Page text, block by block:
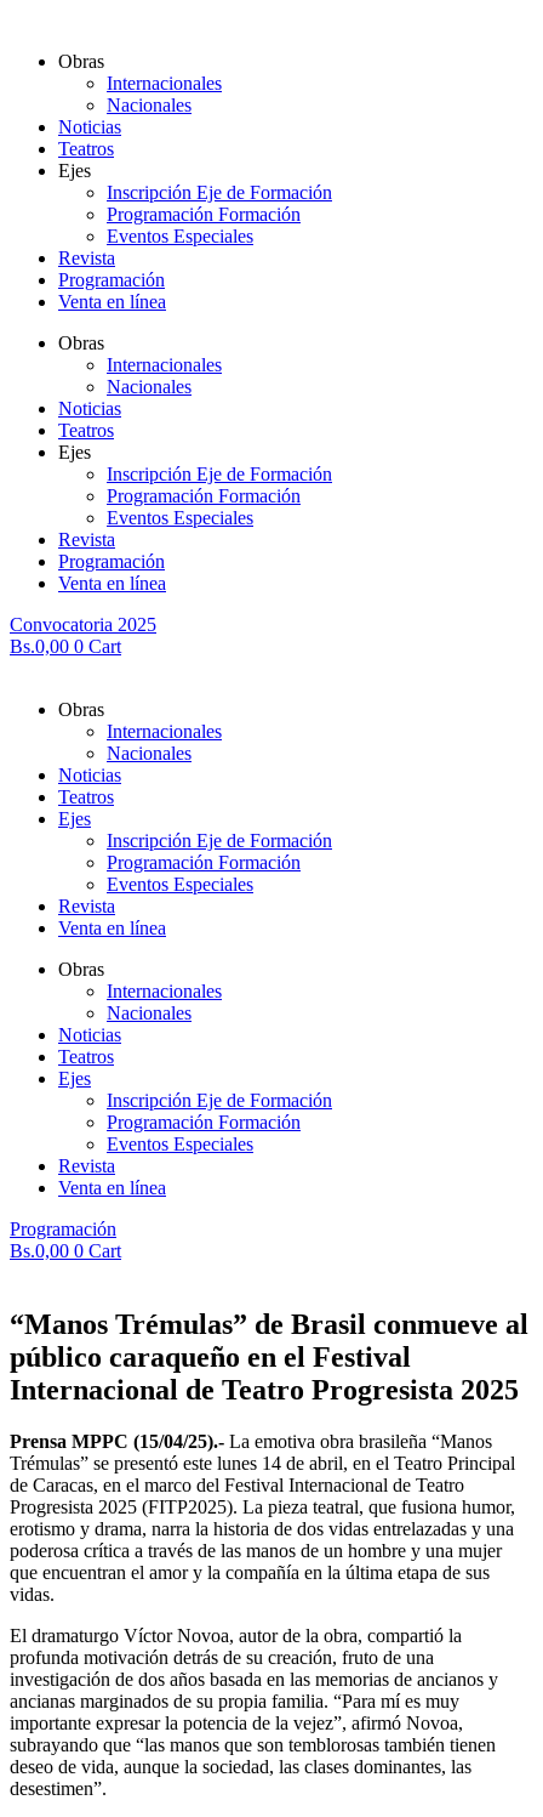
contenidoObras
Internacionales
Nacionales
Noticias
Teatros
Ejes
Inscripción Eje de Formación
Programación Formación
Eventos Especiales
Revista
Programación
Venta en línea
Obras
Internacionales
Nacionales
Noticias
Teatros
Ejes
Inscripción Eje de Formación
Programación Formación
Eventos Especiales
Revista
Programación
Venta en línea
Convocatoria 2025
Bs.0,00 0 Cart
Obras
Internacionales
Nacionales
Noticias
Teatros
Ejes
Inscripción Eje de Formación
Programación Formación
Eventos Especiales
Revista
Venta en línea
Obras
Internacionales
Nacionales
Noticias
Teatros
Ejes
Inscripción Eje de Formación
Programación Formación
Eventos Especiales
Revista
Venta en línea
Programación
Bs.0,00 0 Cart
“Manos Trémulas” de Brasil conmueve al
público caraqueño en el Festival
Internacional de Teatro Progresista 2025
Prensa MPPC (15/04/25).- La emotiva obra brasileña “Manos
Trémulas” se presentó este lunes 14 de abril, en el Teatro Principal
de Caracas, en el marco del Festival Internacional de Teatro
Progresista 2025 (FITP2025). La pieza teatral, que fusiona humor,
erotismo y drama, narra la historia de dos vidas entrelazadas y una
poderosa crítica a través de las manos de un hombre y una mujer
que encuentran el amor y la compañía en la última etapa de sus
vidas.
El dramaturgo Víctor Novoa, autor de la obra, compartió la
profunda motivación detrás de su creación, fruto de una
investigación de dos años basada en las memorias de ancianos y
ancianas marginados de su propia familia. “Para mí es muy
importante expresar la potencia de la vejez”, afirmó Novoa,
subrayando que “las manos que son temblorosas también tienen
deseo de vida, aunque la sociedad, las clases dominantes, las
desestimen”.